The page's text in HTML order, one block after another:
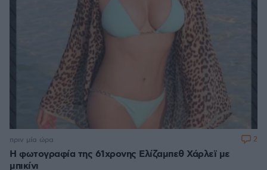
Η φωτογραφία της 61χρονης Ελίζαμπεθ Χάρλεϊ με
μπικίνι
πριν μία ώρα 2